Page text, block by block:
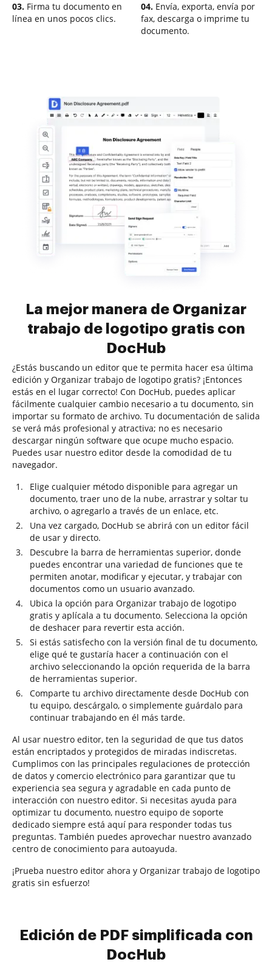
03. Firma tu documento en
línea en unos pocos clics.
04. Envía, exporta, envía por
fax, descarga o imprime tu
documento.
La mejor manera de Organizar
trabajo de logotipo gratis con
DocHub
¿Estás buscando un editor que te permita hacer esa última
edición y Organizar trabajo de logotipo gratis? ¡Entonces
estás en el lugar correcto! Con DocHub, puedes aplicar
fácilmente cualquier cambio necesario a tu documento, sin
importar su formato de archivo. Tu documentación de salida
se verá más profesional y atractiva; no es necesario
descargar ningún software que ocupe mucho espacio.
Puedes usar nuestro editor desde la comodidad de tu
navegador.
Elige cualquier método disponible para agregar un
documento, traer uno de la nube, arrastrar y soltar tu
archivo, o agregarlo a través de un enlace, etc.
Una vez cargado, DocHub se abrirá con un editor fácil
de usar y directo.
Descubre la barra de herramientas superior, donde
puedes encontrar una variedad de funciones que te
permiten anotar, modificar y ejecutar, y trabajar con
documentos como un usuario avanzado.
Ubica la opción para Organizar trabajo de logotipo
gratis y aplícala a tu documento. Selecciona la opción
de deshacer para revertir esta acción.
Si estás satisfecho con la versión final de tu documento,
elige qué te gustaría hacer a continuación con el
archivo seleccionando la opción requerida de la barra
de herramientas superior.
Comparte tu archivo directamente desde DocHub con
tu equipo, descárgalo, o simplemente guárdalo para
continuar trabajando en él más tarde.
Al usar nuestro editor, ten la seguridad de que tus datos
están encriptados y protegidos de miradas indiscretas.
Cumplimos con las principales regulaciones de protección
de datos y comercio electrónico para garantizar que tu
experiencia sea segura y agradable en cada punto de
interacción con nuestro editor. Si necesitas ayuda para
optimizar tu documento, nuestro equipo de soporte
dedicado siempre está aquí para responder todas tus
preguntas. También puedes aprovechar nuestro avanzado
centro de conocimiento para autoayuda.
¡Prueba nuestro editor ahora y Organizar trabajo de logotipo
gratis sin esfuerzo!
Edición de PDF simplificada con
DocHub